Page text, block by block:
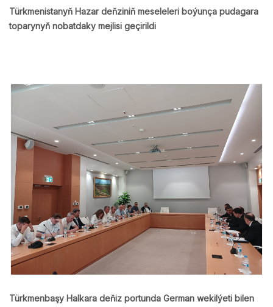
Türkmenistanyň Hazar deňziniň meseleleri boýunça pudagara
toparynyň nobatdaky mejlisi geçirildi
Türkmenbaşy Halkara deňiz portunda German wekilýeti bilen